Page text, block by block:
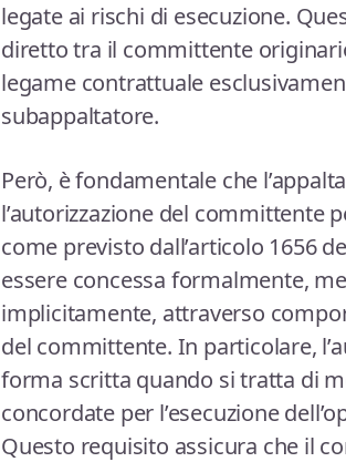
legate ai rischi di esecuzione.
diretto tra il committente
legame contrattuale
subappaltatore.
Però, è fondamentale che
l’autorizzazione del committente
come previsto dall’articolo 1656
essere concessa formalmente,
implicitamente, attraverso
del committente. In particolare,
forma scritta quando si tratta di
concordate per l’esecuzione
Questo requisito assicura che il